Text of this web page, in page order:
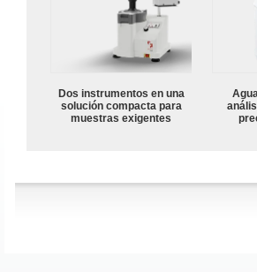
Dos instrumentos en una
solución compacta para
muestras exigentes